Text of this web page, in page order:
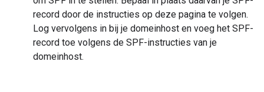
record door de instructies op deze pagina te volgen.
Log vervolgens in bij je domeinhost en voeg het SPF-
record toe volgens de SPF-instructies van je
domeinhost.